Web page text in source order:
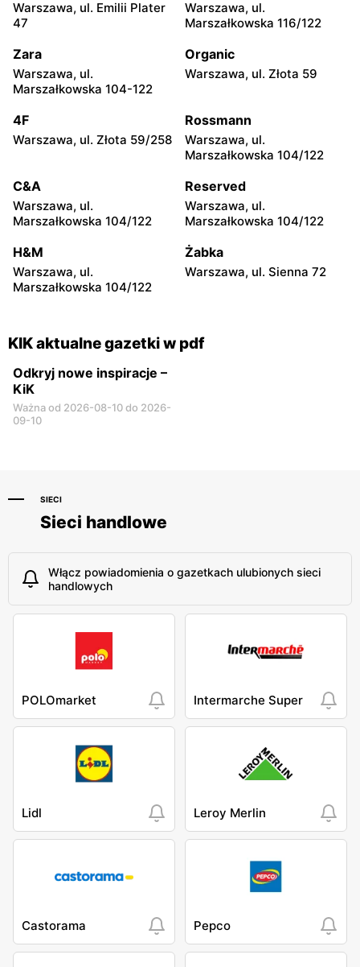
KIK
Nowy Dwór Mazowiecki, ul.
Warszawska 36
KIK
Mińsk Mazowiecki, ul.
Warszawska 57
KIK
Mińsk Mazowiecki, ul.
Konstantego Rudzkiego 9
Grójec, ul. Armii Krajowej
50
Żyrardów, ul. Kilińskiego 9
KIK
Wyszków, ul. Centralna 4
KIK KIK
KIK
Garwolin al. Legionów 2
KIK
Warszawa, ul. Emilii Plater
47
Warszawa, ul.
Marszałkowska 116/122
Zara
Warszawa, ul.
Marszałkowska 104-122
Organic
Warszawa, ul. Złota 59
4F
Warszawa, ul. Złota 59/258
Rossmann
Warszawa, ul.
Marszałkowska 104/122
C&A
Warszawa, ul.
Marszałkowska 104/122
Reserved
Warszawa, ul.
Marszałkowska 104/122
H&M
Warszawa, ul.
Marszałkowska 104/122
Żabka
Warszawa, ul. Sienna 72
KIK aktualne gazetki w pdf
Odkryj nowe inspiracje –
KiK
Ważna od 2026-08-10 do 2026-
09-10
SIECI
Sieci handlowe
Włącz powiadomienia o gazetkach ulubionych sieci
handlowych
POLOmarket Intermarche Super
Lidl Leroy Merlin
Castorama Pepco